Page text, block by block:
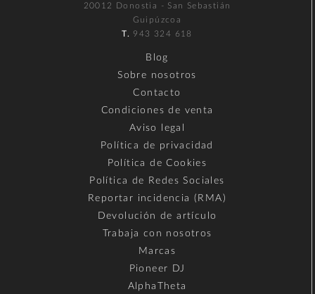
20012 Donostia - San Sebastián
Guipúzcoa
T. 943 324 618
Blog
Sobre nosotros
Contacto
Condiciones de venta
Aviso legal
Política de privacidad
Política de Cookies
Política de Redes Sociales
Reportar incidencia (RMA)
Devolución de artículo
Trabaja con nosotros
Marcas
Pioneer DJ
AlphaTheta